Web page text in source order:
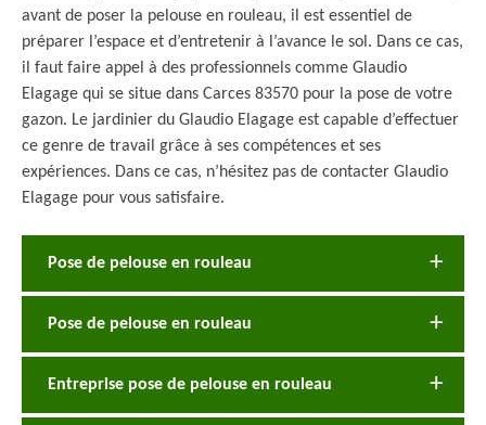
avant de poser la pelouse en rouleau, il est essentiel de
préparer l’espace et d’entretenir à l’avance le sol. Dans ce cas,
il faut faire appel à des professionnels comme Glaudio
Elagage qui se situe dans Carces 83570 pour la pose de votre
gazon. Le jardinier du Glaudio Elagage est capable d’effectuer
ce genre de travail grâce à ses compétences et ses
expériences. Dans ce cas, n’hésitez pas de contacter Glaudio
Elagage pour vous satisfaire.
Pose de pelouse en rouleau
Pose de pelouse en rouleau
Entreprise pose de pelouse en rouleau